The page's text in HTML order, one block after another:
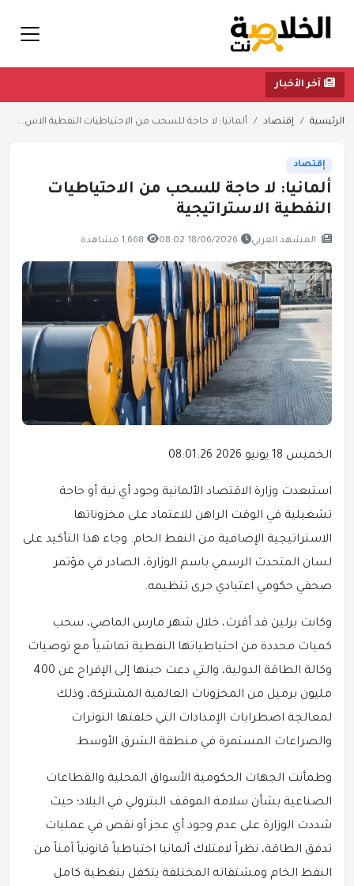
آخر الأخبار
الرئيسية إقتصاد ألمانيا: لا حاجة للسحب من الاحتياطيات النفطية الاس...
إقتصاد
ألمانيا: لا حاجة للسحب من الاحتياطيات
النفطية الاستراتيجية
المشهد العربي 18/06/2026 08:02 1,668 مشاهدة
الخميس 18 يونيو 2026 08:01:26
استبعدت وزارة الاقتصاد الألمانية وجود أي نية أو حاجة
تشغيلية في الوقت الراهن للاعتماد على مخزوناتها
الاستراتيجية الإضافية من النفط الخام. وجاء هذا التأكيد على
لسان المتحدث الرسمي باسم الوزارة، الصادر في مؤتمر
صحفي حكومي اعتيادي جرى تنظيمه.
وكانت برلين قد أقرت، خلال شهر مارس الماضي، سحب
كميات محددة من احتياطياتها النفطية تماشياً مع توصيات
وكالة الطاقة الدولية، والتي دعت حينها إلى الإفراج عن 400
مليون برميل من المخزونات العالمية المشتركة، وذلك
لمعالجة اضطرابات الإمدادات التي خلفتها التوترات
والصراعات المستمرة في منطقة الشرق الأوسط.
وطمأنت الجهات الحكومية الأسواق المحلية والقطاعات
الصناعية بشأن سلامة الموقف البترولي في البلاد؛ حيث
شددت الوزارة على عدم وجود أي عجز أو نقص في عمليات
تدفق الطاقة، نظراً لامتلاك ألمانيا احتياطياً قانونياً آمناً من
النفط الخام ومشتقاته المختلفة يتكفل بتغطية كامل